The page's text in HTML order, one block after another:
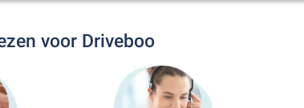
voor Driveboo